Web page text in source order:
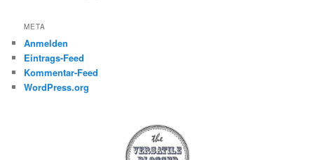
META
Anmelden
Eintrags-Feed
Kommentar-Feed
WordPress.org